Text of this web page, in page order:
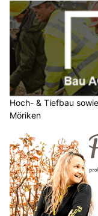
Hoch- & Tiefbau
Möriken